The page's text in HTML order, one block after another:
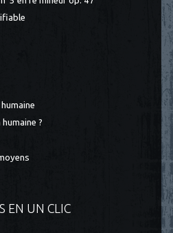
?
EN UN CLIC